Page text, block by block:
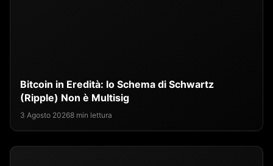
Bitcoin in Eredità: lo Schema di Schwartz
(Ripple) Non è Multisig
3 Agosto 20268 min lettura